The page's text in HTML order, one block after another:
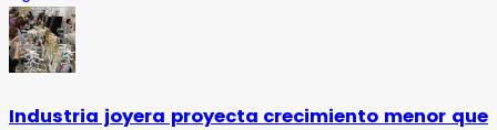
Industria joyera proyecta crecimiento menor que